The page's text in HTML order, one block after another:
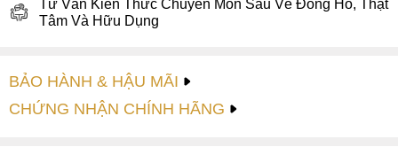
Tư Vấn Kiến Thức Chuyên Môn Sâu Về Đồng Hồ, Thật
Tâm Và Hữu Dụng
BẢO HÀNH & HẬU MÃI
CHỨNG NHẬN CHÍNH HÃNG